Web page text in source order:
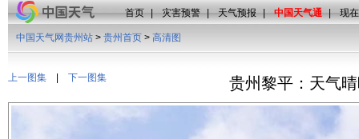
首页 | 灾害预警 | 天气预报 | 中国天气通 | 现
上一图集 下一图集
中国天气网贵州站 > 贵州首页 > 高清图
贵州黎平：天气